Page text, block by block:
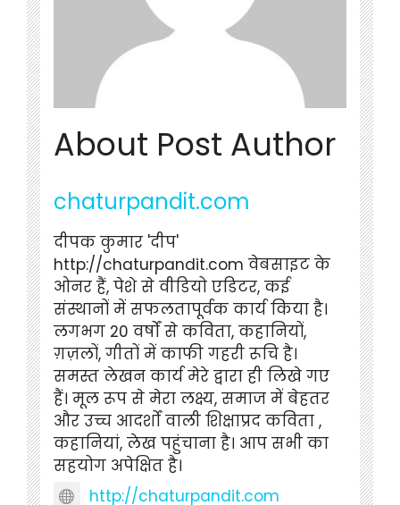
About Post Author
chaturpandit.com
दीपक कुमार 'दीप'
http://chaturpandit.com वेबसाइट के
ओनर हैं, पेशे से वीडियो एडिटर, कई
संस्थानों में सफलतापूर्वक कार्य किया है।
लगभग 20 वर्षों से कविता, कहानियों,
ग़ज़लों, गीतों में काफी गहरी रूचि है।
समस्त लेखन कार्य मेरे द्वारा ही लिखे गए
हैं। मूल रूप से मेरा लक्ष्य, समाज में बेहतर
और उच्च आदर्शों वाली शिक्षाप्रद कविता ,
कहानियां, लेख पहुंचाना है। आप सभी का
सहयोग अपेक्षित है।
http://chaturpandit.com